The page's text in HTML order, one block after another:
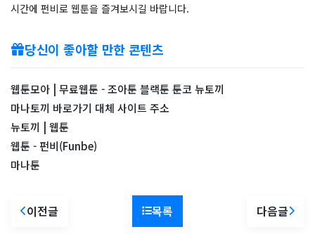
시간에 펀비로 웹툰을 즐겨보시길 바랍니다.
당신이 좋아할 만한 콘텐츠
웹툰모아 | 무료웹툰 - 조아툰 블랙툰 툰코 뉴토끼
마나토끼 바로가기 대체 사이트 주소
뉴토끼 | 웹툰
웹툰 - 펀비(Funbe)
마나툰
이전글 목록 다음글